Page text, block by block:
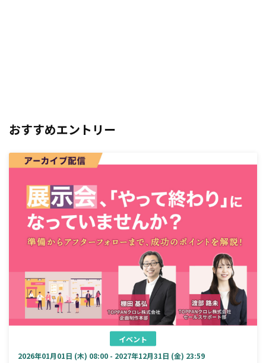
おすすめエントリー
イベント
2026年01月01日 (木) 08:00 - 2027年12月31日 (金) 23:59